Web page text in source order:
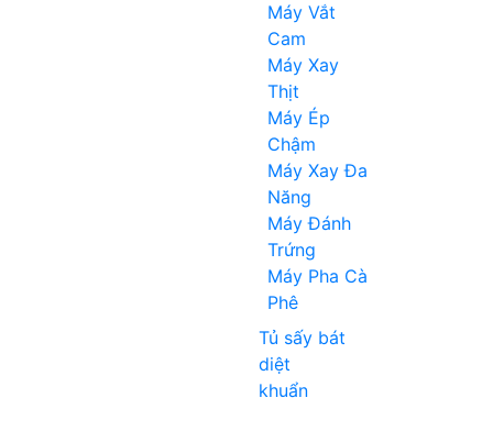
Máy Vắt
Cam
Máy Xay
Thịt
Máy Ép
Chậm
Máy Xay Đa
Năng
Máy Đánh
Trứng
Máy Pha Cà
Phê
Tủ sấy bát
diệt
khuẩn